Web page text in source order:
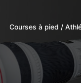
Courses à pied /